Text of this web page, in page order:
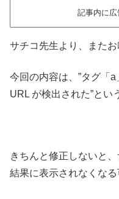
記事内に広
サチコ先生より、またお
今回の内容は、”タグ「
URL が検出された”とい
きちんと修正しないと
結果に表示されなくなる